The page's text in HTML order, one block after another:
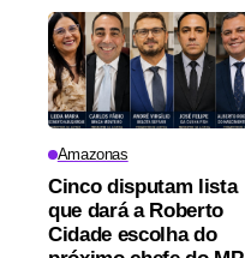
Amazonas
Cinco disputam lista
que dará a Roberto
Cidade escolha do